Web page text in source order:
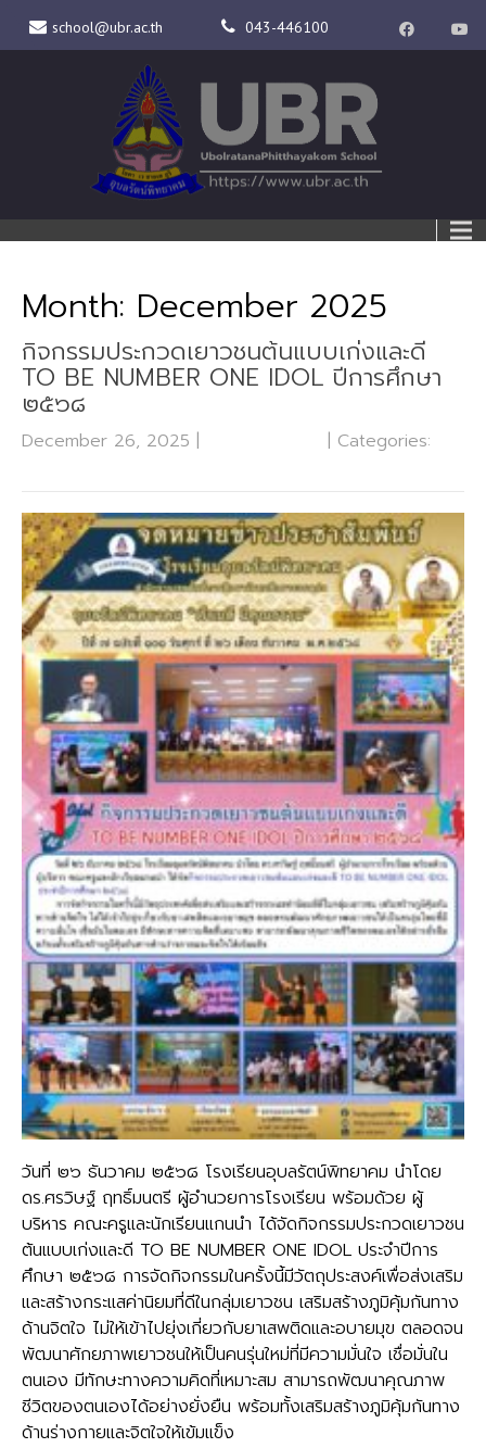
school@ubr.ac.th 043-446100
Month: December 2025
กิจกรรมประกวดเยาวชนต้นแบบเก่งและดี
TO BE NUMBER ONE IDOL ปีการศึกษา
๒๕๖๘
December 26, 2025 |
| Categories:
วันที่ ๒๖ ธันวาคม ๒๕๖๘ โรงเรียนอุบลรัตน์พิทยาคม นำโดย
ดร.ศรวิษฐ์ ฤทธิ์มนตรี ผู้อำนวยการโรงเรียน พร้อมด้วย ผู้
บริหาร คณะครูและนักเรียนแกนนำ ได้จัดกิจกรรมประกวดเยาวชน
ต้นแบบเก่งและดี TO BE NUMBER ONE IDOL ประจำปีการ
ศึกษา ๒๕๖๘ การจัดกิจกรรมในครั้งนี้มีวัตถุประสงค์เพื่อส่งเสริม
และสร้างกระแสค่านิยมที่ดีในกลุ่มเยาวชน เสริมสร้างภูมิคุ้มกันทาง
ด้านจิตใจ ไม่ให้เข้าไปยุ่งเกี่ยวกับยาเสพติดและอบายมุข ตลอดจน
พัฒนาศักยภาพเยาวชนให้เป็นคนรุ่นใหม่ที่มีความมั่นใจ เชื่อมั่นใน
ตนเอง มีทักษะทางความคิดที่เหมาะสม สามารถพัฒนาคุณภาพ
ชีวิตของตนเองได้อย่างยั่งยืน พร้อมทั้งเสริมสร้างภูมิคุ้มกันทาง
ด้านร่างกายและจิตใจให้เข้มแข็ง